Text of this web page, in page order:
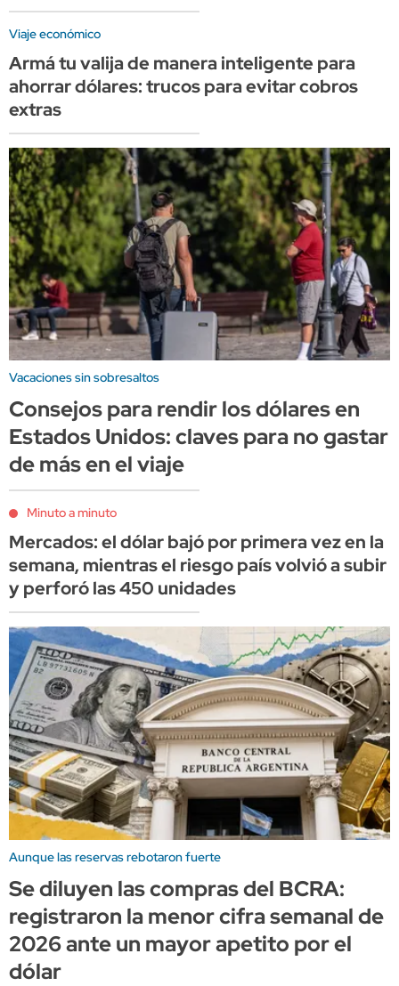
Viaje económico
Armá tu valija de manera inteligente para
ahorrar dólares: trucos para evitar cobros
extras
Vacaciones sin sobresaltos
Consejos para rendir los dólares en
Estados Unidos: claves para no gastar
de más en el viaje
Minuto a minuto
Mercados: el dólar bajó por primera vez en la
semana, mientras el riesgo país volvió a subir
y perforó las 450 unidades
Aunque las reservas rebotaron fuerte
Se diluyen las compras del BCRA:
registraron la menor cifra semanal de
2026 ante un mayor apetito por el
dólar